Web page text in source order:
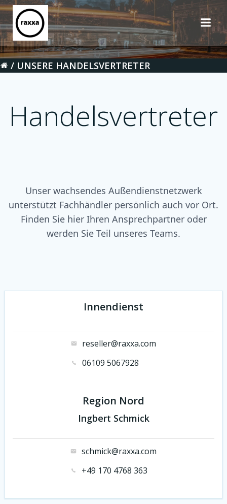
Saltar
al
contenido
UNSERE HANDELSVERTRETER
Handelsvertreter
Unser wachsendes Außendienstnetzwerk
unterstützt Fachhändler persönlich auch vor Ort.
Finden Sie hier Ihren Ansprechpartner oder
werden Sie Teil unseres Teams.
Innendienst
reseller@raxxa.com
06109 5067928
Region Nord
Ingbert Schmick
schmick@raxxa.com
+49 170 4768 363